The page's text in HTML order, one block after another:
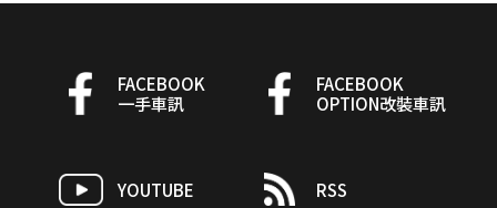
FACEBOOK
一手車訊
FACEBOOK
OPTION改裝車訊
YOUTUBE RSS